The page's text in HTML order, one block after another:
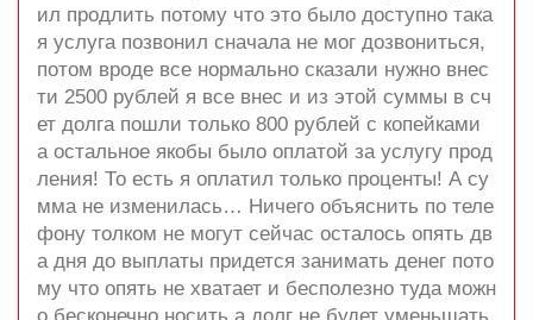
ил продлить потому что это было доступно така
я услуга позвонил сначала не мог дозвониться,
потом вроде все нормально сказали нужно внес
ти 2500 рублей я все внес и из этой суммы в сч
ет долга пошли только 800 рублей с копейками
а остальное якобы было оплатой за услугу прод
ления! То есть я оплатил только проценты! А су
мма не изменилась… Ничего объяснить по теле
фону толком не могут сейчас осталось опять дв
а дня до выплаты придется занимать денег пото
му что опять не хватает и бесполезно туда можн
о бесконечно носить а долг не будет уменьшать